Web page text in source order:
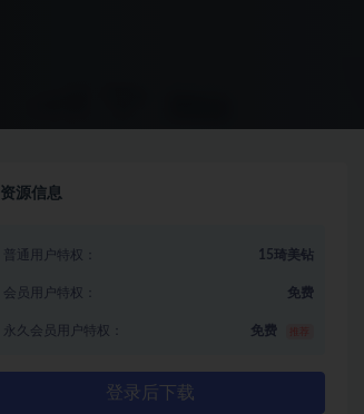
资源信息
普通用户特权： 15琦美钻
会员用户特权： 免费
永久会员用户特权： 免费
登录后下载